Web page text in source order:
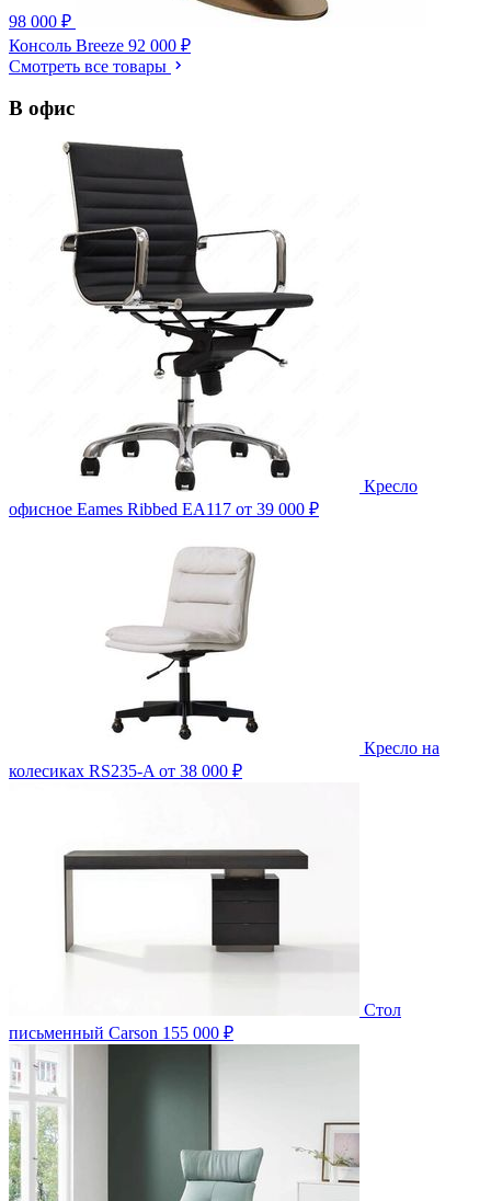
98 000 ₽
Консоль Breeze 92 000 ₽
Смотреть все товары
В офис
Кресло
офисное Eames Ribbed EA117 от 39 000 ₽
Кресло на
колесиках RS235-A от 38 000 ₽
Стол
письменный Carson 155 000 ₽